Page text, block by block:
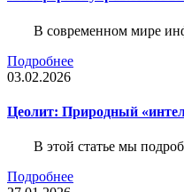
В современном мире
Подробнее
03.02.2026
Цеолит: Природный
В этой статье мы
Подробнее